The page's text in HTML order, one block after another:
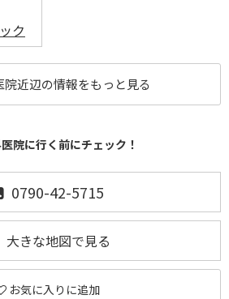
ク
院近辺の情報をもっと見る
院に行く前にチェック！
0790-42-5715
大きな地図で見る
お気に入りに追加